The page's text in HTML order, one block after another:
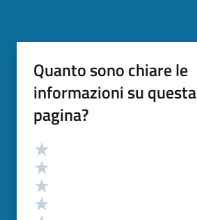
Quanto sono chiare le
informazioni su questa
pagina?
Valutazione